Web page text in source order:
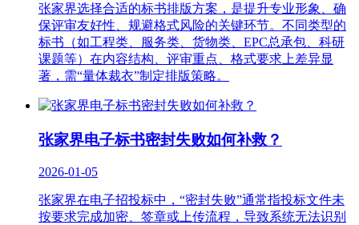
张家界选择合适的标书排版方案，是提升专业形象、确
保评审友好性、规避格式风险的关键环节。不同类型的
标书（如工程类、服务类、货物类、EPC总承包、科研
课题等）在内容结构、评审重点、格式要求上差异显
著，需“量体裁衣”制定排版策略。
张家界电子标书密封失败如何补救？
2026-01-05
张家界在电子招投标中，“密封失败”通常指投标文件未
按要求完成加密、签章或上传流程，导致系统无法识别